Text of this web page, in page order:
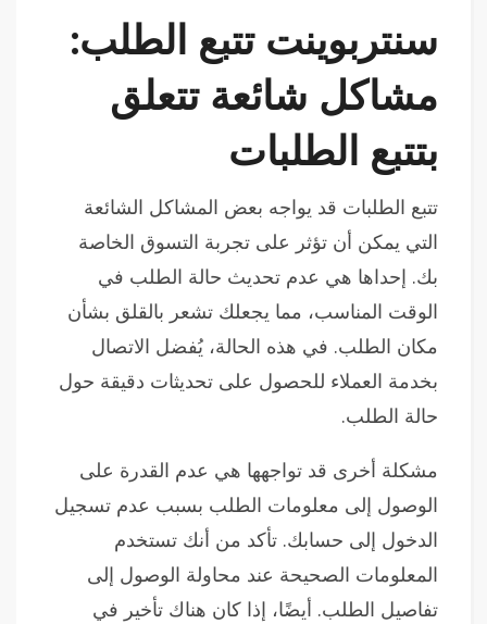
سنتربوينت تتبع الطلب:
مشاكل شائعة تتعلق
بتتبع الطلبات
تتبع الطلبات قد يواجه بعض المشاكل الشائعة
التي يمكن أن تؤثر على تجربة التسوق الخاصة
بك. إحداها هي عدم تحديث حالة الطلب في
الوقت المناسب، مما يجعلك تشعر بالقلق بشأن
مكان الطلب. في هذه الحالة، يُفضل الاتصال
بخدمة العملاء للحصول على تحديثات دقيقة حول
حالة الطلب.
مشكلة أخرى قد تواجهها هي عدم القدرة على
الوصول إلى معلومات الطلب بسبب عدم تسجيل
الدخول إلى حسابك. تأكد من أنك تستخدم
المعلومات الصحيحة عند محاولة الوصول إلى
تفاصيل الطلب. أيضًا، إذا كان هناك تأخير في